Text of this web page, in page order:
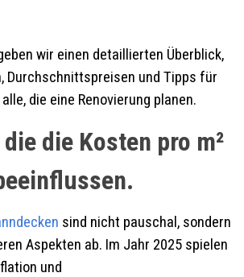
wir einen detaillierten Überblick,
Durchschnittspreisen und Tipps für
die eine Renovierung planen.
die Kosten pro m²
sind nicht pauschal, sondern
Aspekten ab. Im Jahr 2025 spielen
und